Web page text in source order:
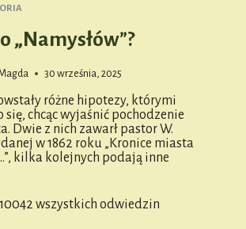
„Namysłów”?
30 września, 2025
różne hipotezy, którymi
się, chcąc wyjaśnić pochodzenie
Dwie z nich zawarł pastor W.
w 1862 roku „Kronice miasta
kilka kolejnych podają inne
10042 wszystkich odwiedzin